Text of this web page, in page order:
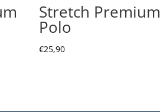
Stretch Premium
Polo
€25,90